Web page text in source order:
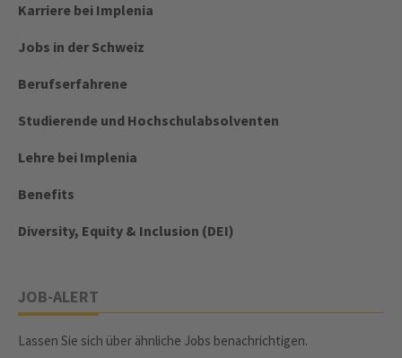
Karriere bei Implenia
Jobs in der Schweiz
Berufserfahrene
Studierende und Hochschulabsolventen
Lehre bei Implenia
Benefits
Diversity, Equity & Inclusion (DEI)
JOB-ALERT
Lassen Sie sich über ähnliche Jobs benachrichtigen.